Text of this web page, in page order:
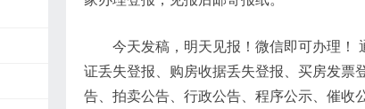
今天发稿，明天见报！微信即可办理！
证丢失登报、购房收据丢失登报、买房发票
告、拍卖公告、行政公告、程序公示、催收